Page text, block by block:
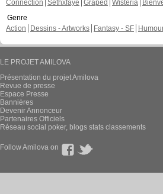
Connection Sethxfaye Graped Wisteria
Genre
Action
Dessins - Artworks Fantasy - SF
LE PROJET AMILOVA
Présentation du projet Amilova
Revue de presse
Espace Presse
Bannières
Devenir Annonceur
Partenaires Officiels
Réseau social poker, blogs stats classements
Follow Amilova on